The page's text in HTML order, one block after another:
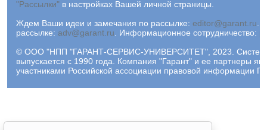
"Рассылки" в настройках Вашей личной страницы.
Ждем Ваши идеи и замечания по рассылке: editor@garant.ru
рассылке: adv@garant.ru Информационное сотрудничество:
© ООО "НПП "ГАРАНТ-СЕРВИС-УНИВЕРСИТЕТ", 2023.
выпускается с 1990 года. Компания "Гарант" и ее партнеры
участниками Российской ассоциации правовой информации